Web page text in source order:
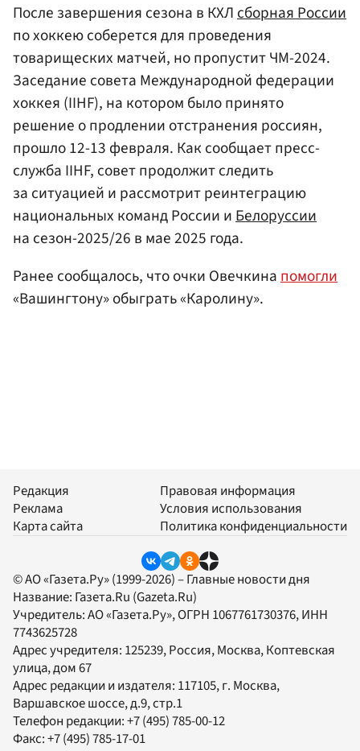
После завершения сезона в КХЛсборнаяРоссии
по хоккею соберется для проведения
товарищеских матчей, но пропустит ЧМ-2024.
Заседание совета Международной федерации
хоккея (IIHF), на котором было принято
решение о продлении отстранения россиян,
прошло 12-13 февраля. Как сообщает пресс-
служба IIHF, совет продолжит следить
за ситуацией и рассмотрит реинтеграцию
национальных команд России иБелоруссии
на сезон-2025/26 в мае 2025 года.
Ранее сообщалось, что очки Овечкинапомогли
«Вашингтону» обыграть «Каролину».
Редакция
Реклама
Карта сайта
Правовая информация
Условия использования
Политика конфиденциальности
© АО «Газета.Ру» (1999-2026) – Главные новости дня
Название: Газета.Ru (Gazeta.Ru)
Учредитель:АО «Газета.Ру», ОГРН 1067761730376, ИНН
7743625728
Адрес учредителя: 125239, Россия, Москва, Коптевская
улица, дом 67
Адрес редакции и издателя: 117105, г. Москва,
Варшавское шоссе, д.9, стр.1
Телефон редакции:+7 (495) 785-00-12
Факс:+7 (495) 785-17-01